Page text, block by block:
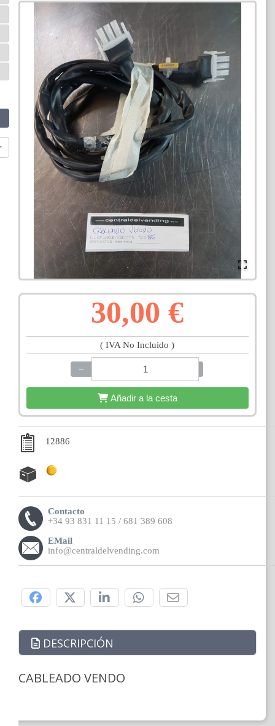
30,00 €
( IVA No Incluido )
−
Añadir a la cesta
12886
Contacto
+34 93 831 11 15 / 681 389 608
EMail
info@centraldelvending.com
DESCRIPCIÓN
CABLEADO VENDO